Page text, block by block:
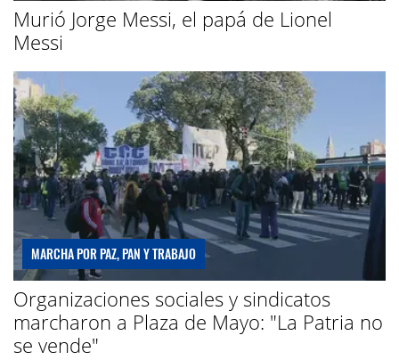
Murió Jorge Messi, el papá de Lionel
Messi
MARCHA POR PAZ, PAN Y TRABAJO
Organizaciones sociales y sindicatos
marcharon a Plaza de Mayo: "La Patria no
se vende"